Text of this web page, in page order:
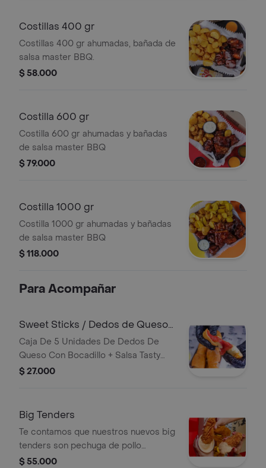
Costillas 400 gr
Costillas 400 gr ahumadas, bañada de
salsa master BBQ.
$ 58.000
Costilla 600 gr
Costilla 600 gr ahumadas y bañadas
de salsa master BBQ
$ 79.000
Costilla 1000 gr
Costilla 1000 gr ahumadas y bañadas
de salsa master BBQ
$ 118.000
Para Acompañar
Sweet Sticks / Dedos de Queso
con Bocadillo
Caja De 5 Unidades De Dedos De
Queso Con Bocadillo + Salsa Tasty
Mayo *Producto Faltante Creado.
$ 27.000
Big Tenders
Te contamos que nuestros nuevos big
tenders son pechuga de pollo
apanado + papa criolla + salsa big
$ 55.000